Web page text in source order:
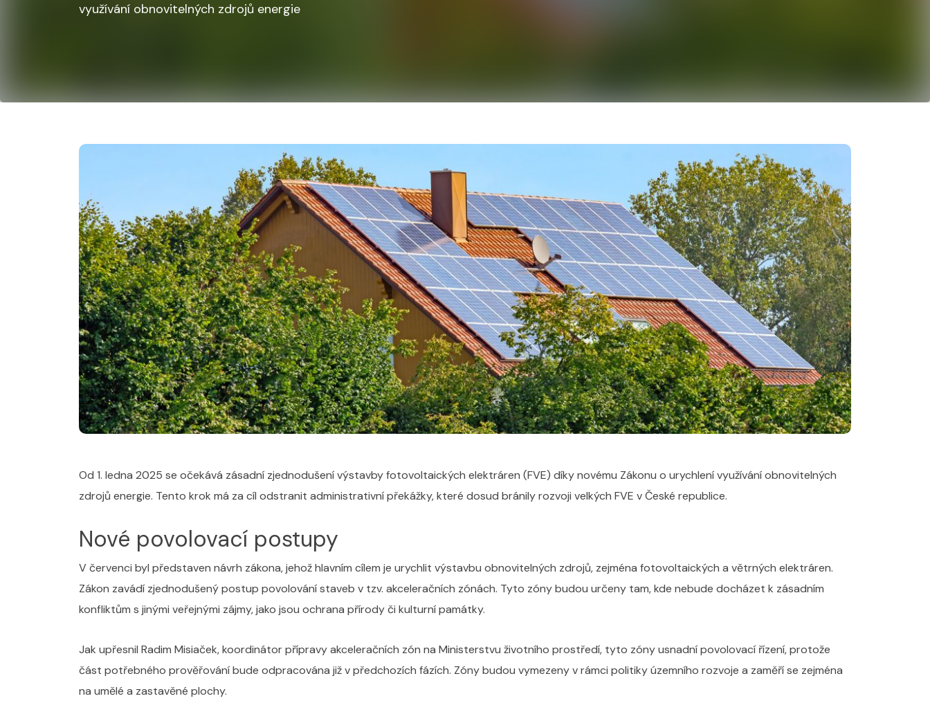
využívání obnovitelných zdrojů energie
Od 1. ledna 2025 se očekává zásadní zjednodušení výstavby fotovoltaických elektráren (FVE) díky novému Zákonu o urychlení využívání obnovitelných
zdrojů energie. Tento krok má za cíl odstranit administrativní překážky, které dosud bránily rozvoji velkých FVE v České republice.
Nové povolovací postupy
V červenci byl představen návrh zákona, jehož hlavním cílem je urychlit výstavbu obnovitelných zdrojů, zejména fotovoltaických a větrných elektráren.
Zákon zavádí zjednodušený postup povolování staveb v tzv. akceleračních zónách. Tyto zóny budou určeny tam, kde nebude docházet k zásadním
konfliktům s jinými veřejnými zájmy, jako jsou ochrana přírody či kulturní památky.
Jak upřesnil Radim Misiaček, koordinátor přípravy akceleračních zón na Ministerstvu životního prostředí, tyto zóny usnadní povolovací řízení, protože
část potřebného prověřování bude odpracována již v předchozích fázích. Zóny budou vymezeny v rámci politiky územního rozvoje a zaměří se zejména
na umělé a zastavěné plochy.